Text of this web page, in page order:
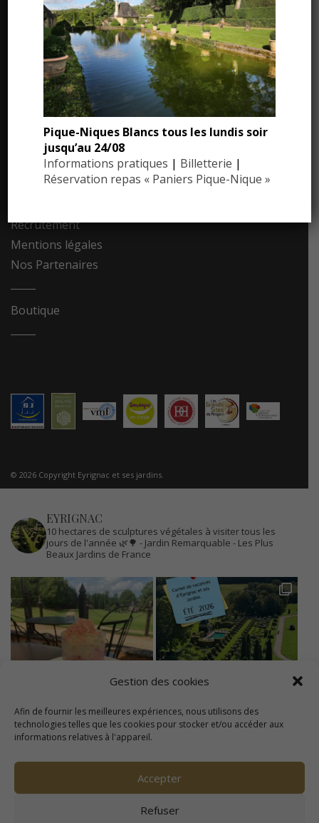
Gestion des cookies
Afin de fournir les meilleures expériences, nous utilisons des
technologies telles que les cookies pour stocker et/ou accéder aux
informations relatives à l'appareil.
Accepter
Refuser
Téléphone : 05.53.28.99.71
Email : contact@eyrignac.com
ESPACE PRESSE
Dossier de presse
Communiqués de presse
Photothèque
Recrutement
Mentions légales
Nos Partenaires
Boutique
© 2026 Copyright Eyrignac et ses jardins.
EYRIGNAC
10 hectares de sculptures végétales à visiter tous les
jours de l'année 🌿🌳 - Jardin Remarquable - Les Plus
Beaux Jardins de France
Pique-Niques Blancs tous les lundis soir
jusqu’au 24/08
Informations pratiques | Billetterie |
Réservation repas « Paniers Pique-Nique »